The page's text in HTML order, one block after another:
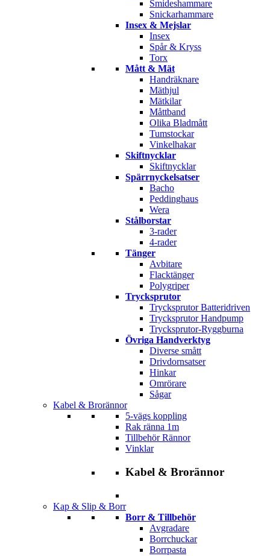
Smideshammare
Snickarhammare
Insex & Mejslar
Insex
Spår & Kryss
Torx
Mått & Mät
Handräknare
Mäthjul
Mätkilar
Måttband
Olika Bladmått
Tumstockar
Vinkelhakar
Skiftnycklar
Skiftnycklar
Spärrnyckelsatser
Bacho
Peddinghaus
Wera
Stålborstar
3-rader
4-rader
Tänger
Avbitare
Flacktänger
Polygriper
Trycksprutor
Trycksprutor Batteridriven
Trycksprutor Handpump
Trycksprutor-Ryggburna
Övriga Handverktyg
Diverse smått
Drivdornsatser
Hinkar
Omrörare
Sågar
Kabel & Brorännor
5-vägs koppling
Rak ränna 1m
Tillbehör Rännor
Vinklar
Kabel & Brorännor
Kap & Slip & Borr
Borr & Tillbehör
Avgradare
Borrchuckar
Borrpasta